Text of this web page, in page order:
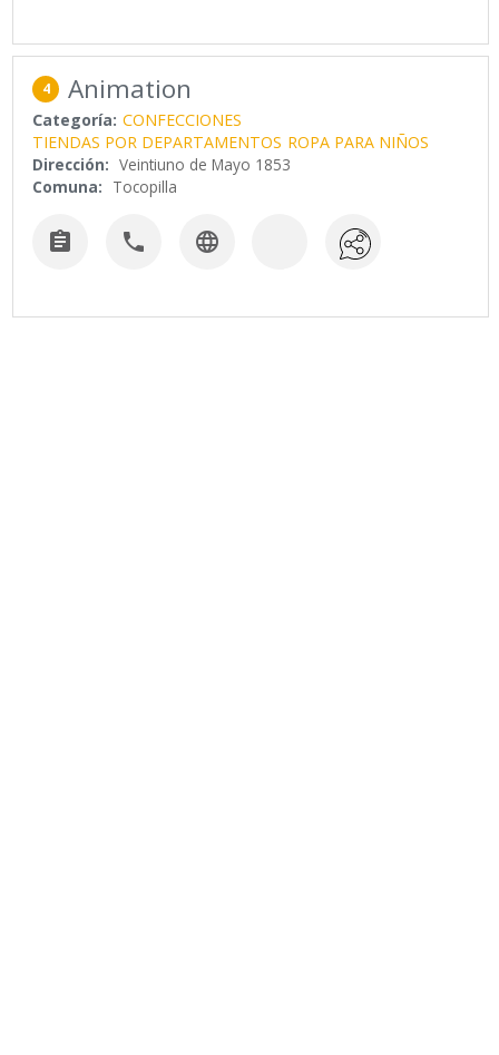
4 Animation
Categoría: CONFECCIONES
TIENDAS POR DEPARTAMENTOS ROPA PARA NIÑOS
Dirección: Veintiuno de Mayo 1853
Comuna: Tocopilla
  